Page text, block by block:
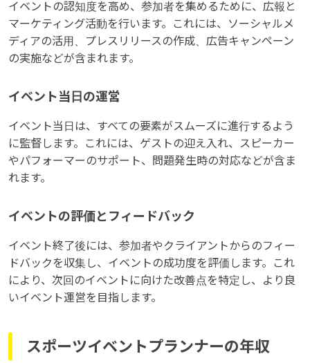
イベントの認知度を高め、参加者を集めるために、広報と
マーケティング活動を行います。これには、ソーシャルメ
ディアの活用、プレスリリースの作成、広告キャンペーン
の実施などが含まれます。
イベント当日の運営
イベント当日は、すべての要素がスムーズに進行するよう
に監督します。これには、ゲストの迎え入れ、スピーカー
やパフォーマーのサポート、問題発生時の対応などが含ま
れます。
イベントの評価とフィードバック
イベント終了後には、参加者やクライアントからのフィー
ドバックを収集し、イベントの成功度を評価します。これ
により、次回のイベントに向けた改善点を特定し、より良
いイベント運営を目指します。
スポーツイベントプランナーの年収